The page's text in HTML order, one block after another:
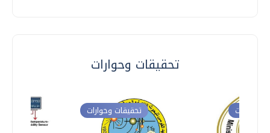
تحقيقات وحوارات
تحقيقات وحوارات وحوارات